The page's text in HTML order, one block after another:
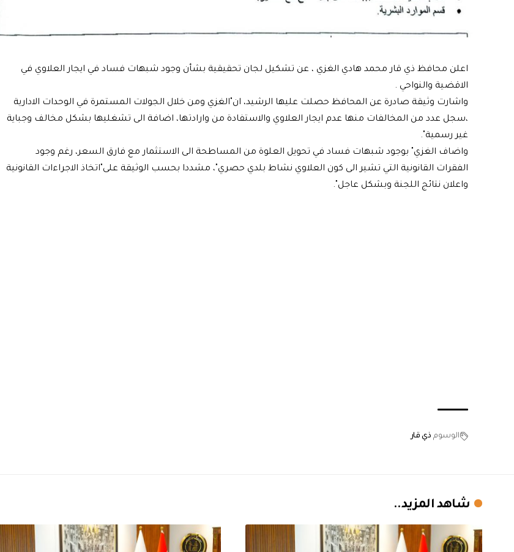
اعلن محافظ ذي قار محمد هادي الغزي ، عن تشكيل لجان تحقيقية بشأن وجود شبهات فساد في ايجار العلاوي في
الاقضية والنواحي .
واشارت وثيقة صادرة عن المحافظ حصلت عليها الرشيد، ان"الغزي ومن خلال الجولات المستمرة في الوحدات الادارية
،سجل عدد من المخالفات منها عدم ايجار العلاوي والاستفادة من وارادتها، اضافة الى تشغليها بشكل مخالف وجباية
غير رسمية".
واضاف الغزي" بوجود شبهات فساد في تحويل العلوة من المساطحة الى الاستثمار مع فارق السعر، رغم وجود
الفقرات القانونية التي تشير الى كون العلاوي نشاط بلدي حصري"، مشددا بحسب الوثيقة على"اتخاذ الاجراءات القانونية
واعلان نتائج اللجنة وبشكل عاجل".
الوسوم ذي قار
شاهد المزيد..